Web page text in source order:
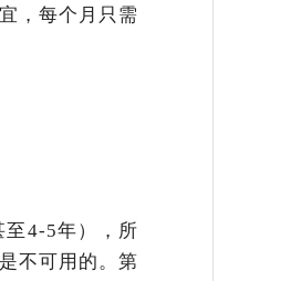
，每个月只需
至4-5年），所
不可用的。第